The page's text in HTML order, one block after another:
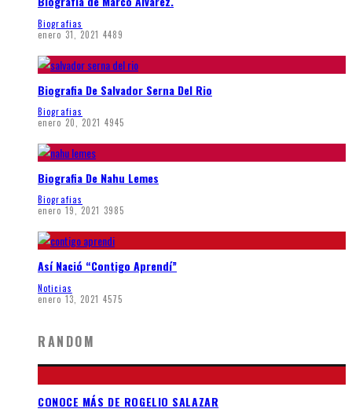
Biografias
enero 31, 2021 4489
Biografia De Salvador Serna Del Rio
Biografias
enero 20, 2021 4945
Biografia De Nahu Lemes
Biografias
enero 19, 2021 3985
Así Nació “Contigo Aprendí”
Noticias
enero 13, 2021 4575
RANDOM
CONOCE MÁS DE ROGELIO SALAZAR